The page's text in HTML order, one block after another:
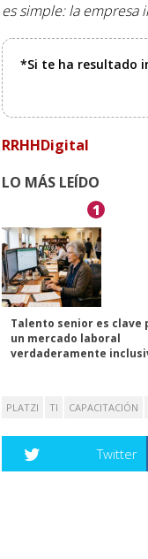
es simple: la empresa
*Si te ha resultado
RRHHDigital
LO MÁS LEÍDO
1
Talento senior es clave
un mercado laboral
verdaderamente
PLATZI TI CAPACITACIÓN
Twitter